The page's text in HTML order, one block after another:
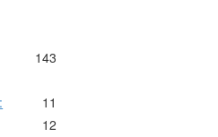
143
11
12